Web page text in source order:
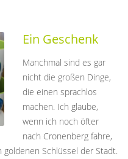
Ein Geschenk
Manchmal sind es gar
nicht die großen Dinge,
die einen sprachlos
machen. Ich glaube,
wenn ich noch öfter
nach Cronenberg fahre,
Schlüssel der Stadt.